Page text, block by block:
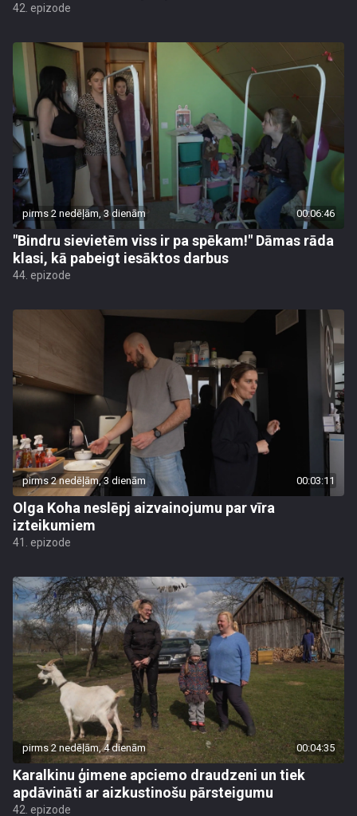
42. epizode
pirms 2 nedēļām, 3 dienām 00:06:46
"Bindru sievietēm viss ir pa spēkam!" Dāmas rāda
klasi, kā pabeigt iesāktos darbus
44. epizode
pirms 2 nedēļām, 3 dienām 00:03:11
Olga Koha neslēpj aizvainojumu par vīra
izteikumiem
41. epizode
pirms 2 nedēļām, 4 dienām 00:04:35
Karalkinu ģimene apciemo draudzeni un tiek
apdāvināti ar aizkustinošu pārsteigumu
42. epizode